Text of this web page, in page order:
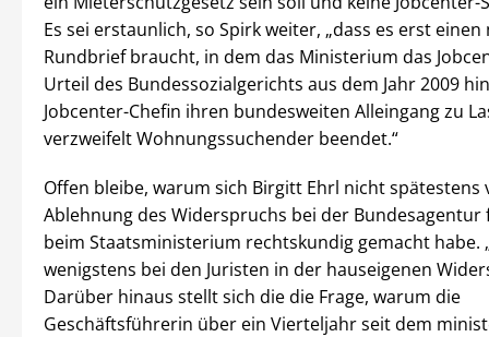
Es sei erstaunlich, so Spirk weiter, „dass es erst
Rundbrief braucht, in dem das Ministerium das
Urteil des Bundessozialgerichts aus dem Jahr 2009
Jobcenter-Chefin ihren bundesweiten Alleingang zu
verzweifelt Wohnungssuchender beendet.“
Offen bleibe, warum sich Birgitt Ehrl nicht spätestens
Ablehnung des Widerspruchs bei der
beim Staatsministerium rechtskundig gemacht habe.
wenigstens bei den Juristen in der hauseigenen
Darüber hinaus stellt sich die die Frage, warum die
Geschäftsführerin über ein Vierteljahr seit dem